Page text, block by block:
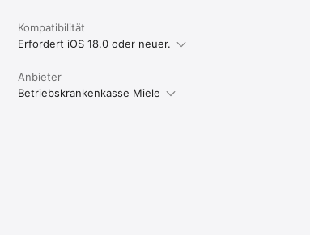
Kompatibilität
Erfordert iOS 18.0 oder neuer.
Anbieter
Betriebskrankenkasse Miele